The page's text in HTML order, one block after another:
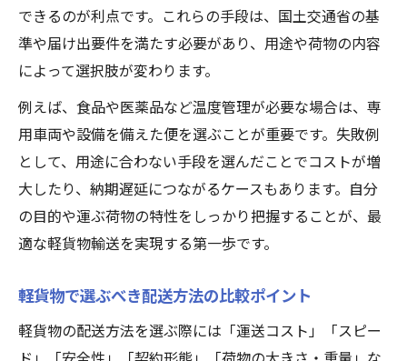
軽貨物で自分に合う配送方法を見極めるコ
ツ
軽貨物の契約形態で失敗しないポイント解
説
軽貨物のメリット・デメリットを具体的に
紹介
軽貨物運送事業開業前に押さえるべき視点
軽貨物運送事業の開業で押さえる要点
軽貨物運送事業開業に必要な手続きと流れ
軽貨物の届出や書類準備で注意すべき点
軽貨物運送事業の開業費用や初期準備を解
できるのが利点です。これらの手段は、国土交通省の基
準や届け出要件を満たす必要があり、用途や荷物の内容
によって選択肢が変わります。
例えば、食品や医薬品など温度管理が必要な場合は、専
用車両や設備を備えた便を選ぶことが重要です。失敗例
として、用途に合わない手段を選んだことでコストが増
大したり、納期遅延につながるケースもあります。自分
の目的や運ぶ荷物の特性をしっかり把握することが、最
適な軽貨物輸送を実現する第一歩です。
軽貨物で選ぶべき配送方法の比較ポイント
軽貨物の配送方法を選ぶ際には「運送コスト」「スピー